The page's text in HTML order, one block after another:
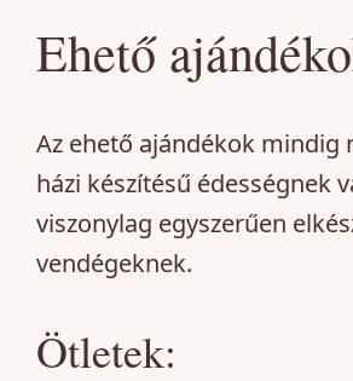
Ehető
Az ehető ajándékok mindig
házi készítésű édességnek
viszonylag egyszerűen
vendégeknek.
Ötletek: